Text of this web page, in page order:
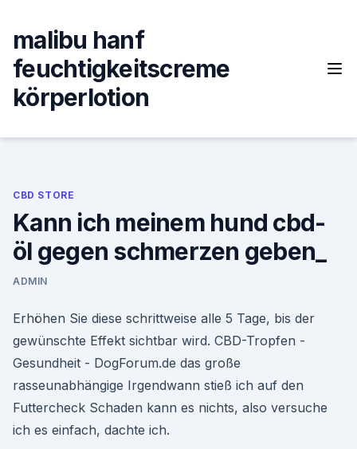
content
malibu hanf
feuchtigkeitscreme
körperlotion
CBD STORE
Kann ich meinem hund cbd-
öl gegen schmerzen geben_
ADMIN
Erhöhen Sie diese schrittweise alle 5 Tage, bis der
gewünschte Effekt sichtbar wird. CBD-Tropfen -
Gesundheit - DogForum.de das große
rasseunabhängige Irgendwann stieß ich auf den
Futtercheck Schaden kann es nichts, also versuche
ich es einfach, dachte ich.